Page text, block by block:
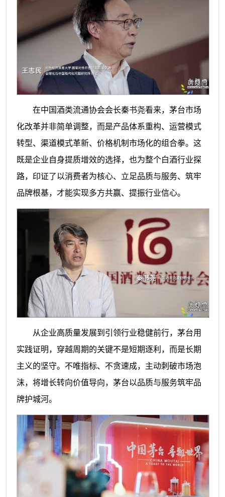
在中国酒类流通协会会长秦书尧看来，茅台市场
化改革并非简单调整，而是产品体系重构、运营模式
转型、渠道模式革新、价格机制市场化的组合拳。这
既是企业自身提质增效的选择，也为整个白酒行业探
路，印证了以消费者为核心、立足品质与服务、筑牢
品牌根基，才能实现多方共赢、提振行业信心。
从企业高质量发展到引领行业稳健前行，茅台用
实践证明，穿越周期的关键不是短期逐利，而是长期
主义的坚守。不唯指标、不贪速成，主动刺破市场泡
沫，将增长转向价值导向，茅台以品质与服务筑牢品
牌护城河。